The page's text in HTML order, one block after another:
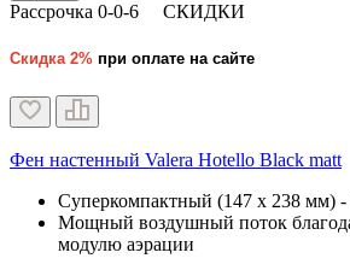
Рассрочка 0-0-6 СКИДКИ
Скидка 2% при оплате на сайте
Фен настенный Valera Hotello Black matt
Суперкомпактный (147 x 238 мм) -
Мощный воздушный поток
модулю аэрации